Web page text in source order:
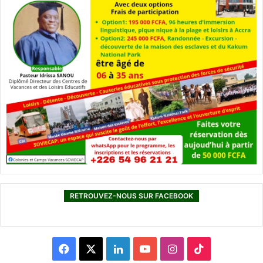
RETROUVEZ-NOUS SUR FACEBOOK
L
I